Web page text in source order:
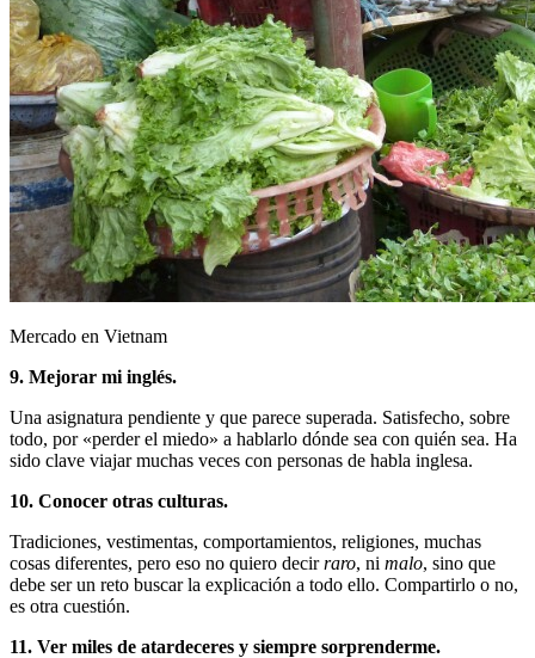
Mercado en Vietnam
9. Mejorar mi inglés.
Una asignatura pendiente y que parece superada. Satisfecho, sobre
todo, por «perder el miedo» a hablarlo dónde sea con quién sea. Ha
sido clave viajar muchas veces con personas de habla inglesa.
10. Conocer otras culturas.
Tradiciones, vestimentas, comportamientos, religiones, muchas
cosas diferentes, pero eso no quiero decirraro, ni malo, sino que
debe ser un reto buscar la explicación a todo ello. Compartirlo o no,
es otra cuestión.
11. Ver miles de atardeceres y siempre sorprenderme.